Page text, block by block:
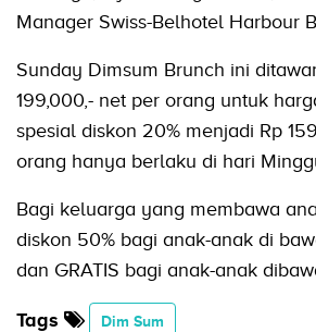
Manager Swiss-Belhotel Harbour
Sunday Dimsum Brunch ini
199,000,- net per orang untuk
spesial diskon 20% menjadi Rp
orang hanya berlaku di hari
Bagi keluarga yang membawa
diskon 50% bagi anak-anak di
dan GRATIS bagi anak-anak
Tags Dim Sum